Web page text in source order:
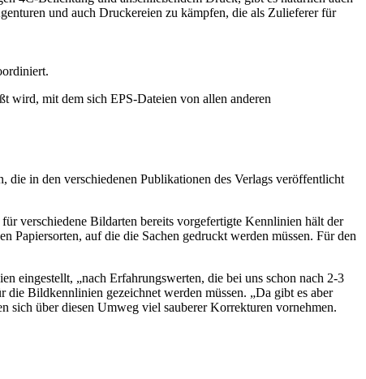
und auch Druckereien zu kämpfen, die als Zulieferer für
wird, mit dem sich EPS-Dateien von allen anderen
in den verschiedenen Publikationen des Verlags veröffentlicht
verschiedene Bildarten bereits vorgefertigte Kennlinien hält der
Papiersorten, auf die die Sachen gedruckt werden müssen. Für den
„nach Erfahrungswerten, die bei uns schon nach 2-3
Bildkennlinien gezeichnet werden müssen. „Da gibt es aber
sich über diesen Umweg viel sauberer Korrekturen vornehmen.